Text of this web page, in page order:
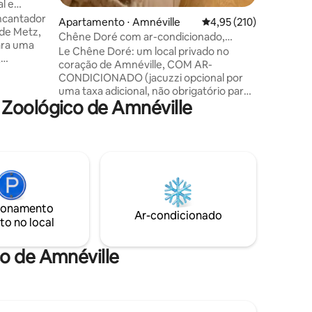
e
Metz,
uma
de
(nas
Apartamento ⋅ Amnéville 4,95 de uma avaliação
4,95 (210)
Chêne Doré com ar-condicionado,
elegância, centro turístico
Le Chêne Doré: um local privado no
coração de Amnéville, COM AR-
CONDICIONADO (jacuzzi opcional por
uma taxa adicional, não obrigatório para
a estadia). Terraço privativo para
aproveitar os dias de sol. Por trás de suas
desacelerar: um terraço isolado, um
silêncio raro e uma jacuzzi externa
aquecida como OPÇÃO PAGA para
prolongar o momento. 35 euros/semana
de Amnéville
no local
Ar-condicionado
de Amnéville